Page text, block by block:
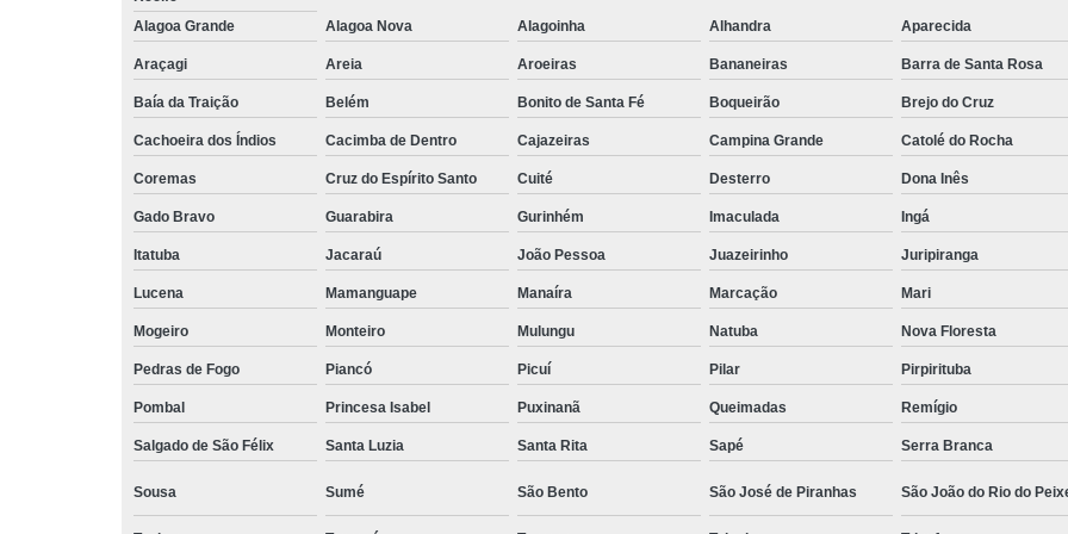
compartilhados
Escritórios para
Escritórios
virtuais
Espaço comercial
Espaço de
coworkings
compartilhados
compartilhados
para locação
Espaços
coworking
Espaços
coworkings
Sala para
Sala para
Aluguel de
Aluguel de Sala
Aluguel de Sala
Aluguel de Sala por
Aluguel de Salas
Aluguel por Hora
Aluguel Sala
Escritorio para
Sala Comercial para
Sala de Aluguel
Alagoa Grande
Alagoa Nova Alagoinha Alhandra Aparecida
Araçagi Areia Aroeiras Bananeiras Barra de Santa Rosa
Baía da Traição Belém Bonito de Santa Fé Boqueirão Brejo do Cruz
Cachoeira dos Índios Cacimba de Dentro Cajazeiras Campina Grande Catolé do Rocha
Coremas Cruz do Espírito Santo Cuité Desterro Dona Inês
Gado Bravo Guarabira Gurinhém Imaculada Ingá
Itatuba Jacaraú João Pessoa Juazeirinho Juripiranga
Lucena Mamanguape Manaíra Marcação Mari
Mogeiro Monteiro Mulungu Natuba Nova Floresta
Pedras de Fogo Piancó Picuí Pilar Pirpirituba
Pombal Princesa Isabel Puxinanã Queimadas Remígio
Salgado de São Félix Santa Luzia Santa Rita Sapé Serra Branca
Sousa Sumé São Bento São José de Piranhas São João do Rio do